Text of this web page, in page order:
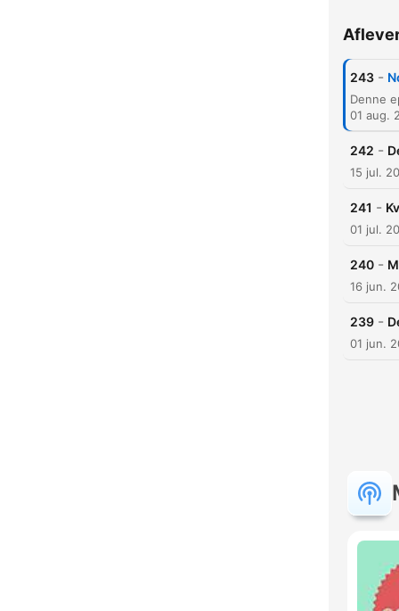
243 -
01 aug.
242 -
15 jul.
241 -
01 jul.
240 -
16 jun.
239 -
01 jun.